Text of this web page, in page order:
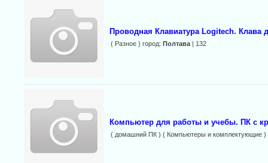
Проводная Клавиатура Logitech. Клава
( Разное ) город: Полтава| 132
Компьютер для работы и учебы. ПК с
( домашний ПК ) ( Компьютеры и комплектующие )